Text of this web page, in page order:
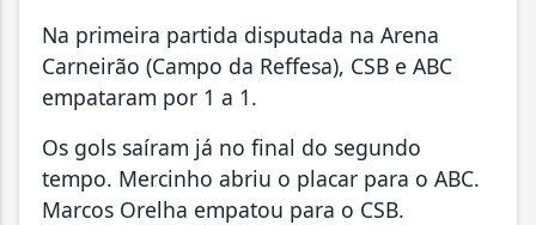
Na primeira partida disputada na Arena
Carneirão (Campo da Reffesa), CSB e ABC
empataram por 1 a 1.
Os gols saíram já no final do segundo
tempo. Mercinho abriu o placar para o ABC.
Marcos Orelha empatou para o CSB.